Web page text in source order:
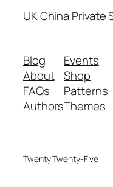
UK China Private
Blog
About
FAQs
Authors
Events
Shop
Patterns
Themes
Twenty Twenty-Five